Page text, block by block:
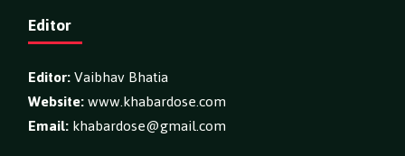
Editor
Editor:Vaibhav Bhatia
Website:www.khabardose.com
Email:khabardose@gmail.com